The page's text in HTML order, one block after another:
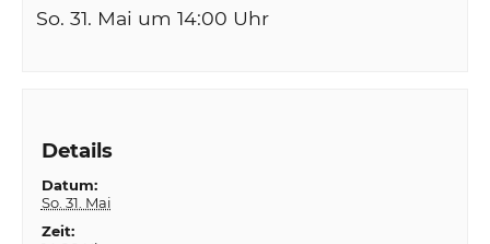
So. 31. Mai um 14:00 Uhr
Details
Datum:
So. 31. Mai
Zeit: